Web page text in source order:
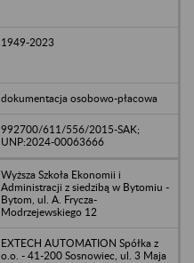
1949-2023
dokumentacja osobowo-płacowa
992700/611/556/2015-SAK;
UNP:2024-00063666
Wyższa Szkoła Ekonomii i
Administracji z siedzibą w Bytomiu -
Bytom, ul. A. Frycza-
Modrzejewskiego 12
EXTECH AUTOMATION Spółka z
o.o. - 41-200 Sosnowiec, ul. 3 Maja